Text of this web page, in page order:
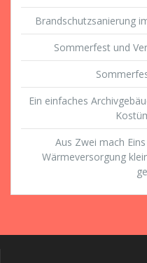
Brandschutzsanierung
Sommerfest und
Ein einfaches
Aus Zwei mach
Wärmeversorgung